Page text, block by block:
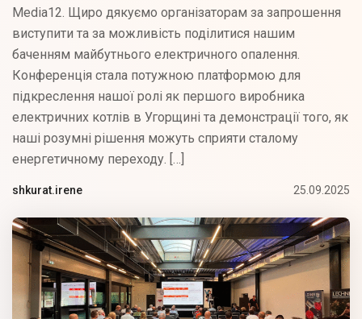
Media12. Щиро дякуємо організаторам за запрошення
виступити та за можливість поділитися нашим
баченням майбутнього електричного опалення.
Конференція стала потужною платформою для
підкреслення нашої ролі як першого виробника
електричних котлів в Угорщині та демонстрації того, як
наші розумні рішення можуть сприяти сталому
енергетичному переходу. […]
shkurat.irene 25.09.2025